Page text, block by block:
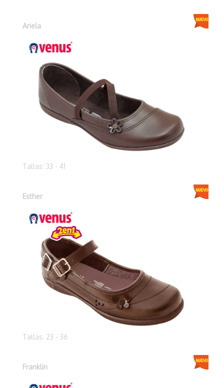
Ariela
Tallas: 33 - 41
Esther
Tallas: 23 - 36
Franklin